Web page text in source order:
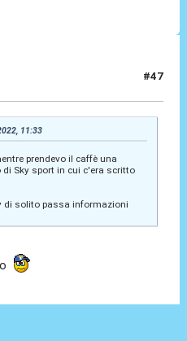
#47
11:33
prendevo il caffè una
Sky sport in cui c'era scritto
di solito passa informazioni